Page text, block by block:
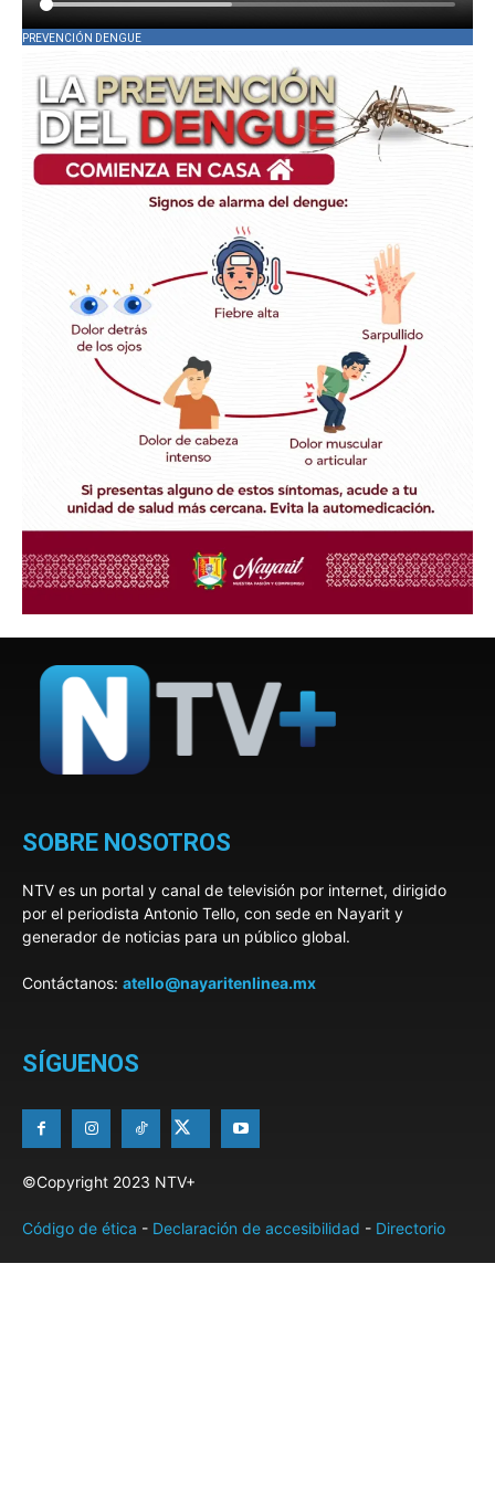
PREVENCIÓN DENGUE
SOBRE NOSOTROS
NTV es un portal y canal de televisión por internet, dirigido
por el periodista Antonio Tello, con sede en Nayarit y
generador de noticias para un público global.
Contáctanos: atello@nayaritenlinea.mx
SÍGUENOS
©Copyright 2023 NTV+
Código de ética - Declaración de accesibilidad - Directorio